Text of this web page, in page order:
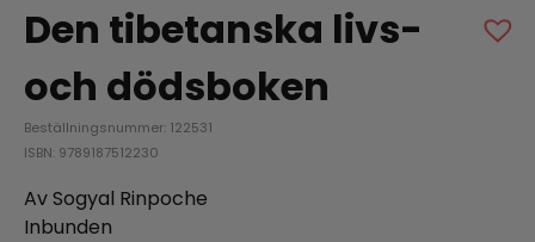
Den tibetanska livs-
och dödsboken
Beställningsnummer: 122531
ISBN: 9789187512230
Av Sogyal Rinpoche
Inbunden